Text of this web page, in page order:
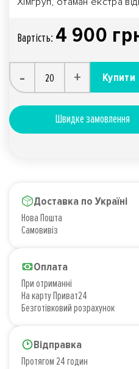
Вартiсть: 4 900
- + Купити
Швидке замовлення
Доставка по Україні
Нова Пошта
Самовивіз
Оплата
При отриманні
На карту Приват24
Безготівковий розрахунок
Відправка
Протягом 24 годин